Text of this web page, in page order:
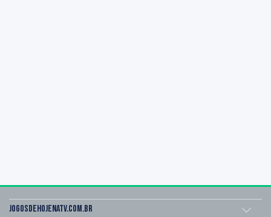
Jogosdehojenatv.com.br